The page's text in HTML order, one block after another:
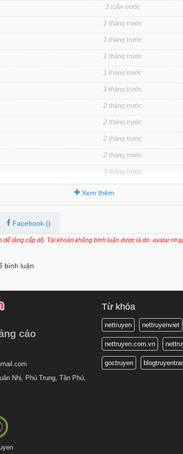
3 tuần trước
1 tháng trước
1 tháng trước
1 tháng trước
1 tháng trước
1 tháng trước
2 tháng trước
2 tháng trước
2 tháng trước
2 tháng trước
3 tháng trước
3 tháng trước
4 tháng trước
5 tháng trước
5 tháng trước
6 tháng trước
6 tháng trước
6 tháng trước
Xem thêm
Facebook ()
để tăng cấp độ. Tài khoản không bình luận được là do: avatar
bình luận
cáo
Nhị, Phú Trung, Tân Phú,
Từ khóa
nettruyen nettruyenviet
nettruyen.com.vn
goctruyen